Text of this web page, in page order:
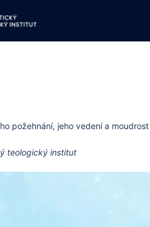
požehnání, jeho vedení a
teologický institut